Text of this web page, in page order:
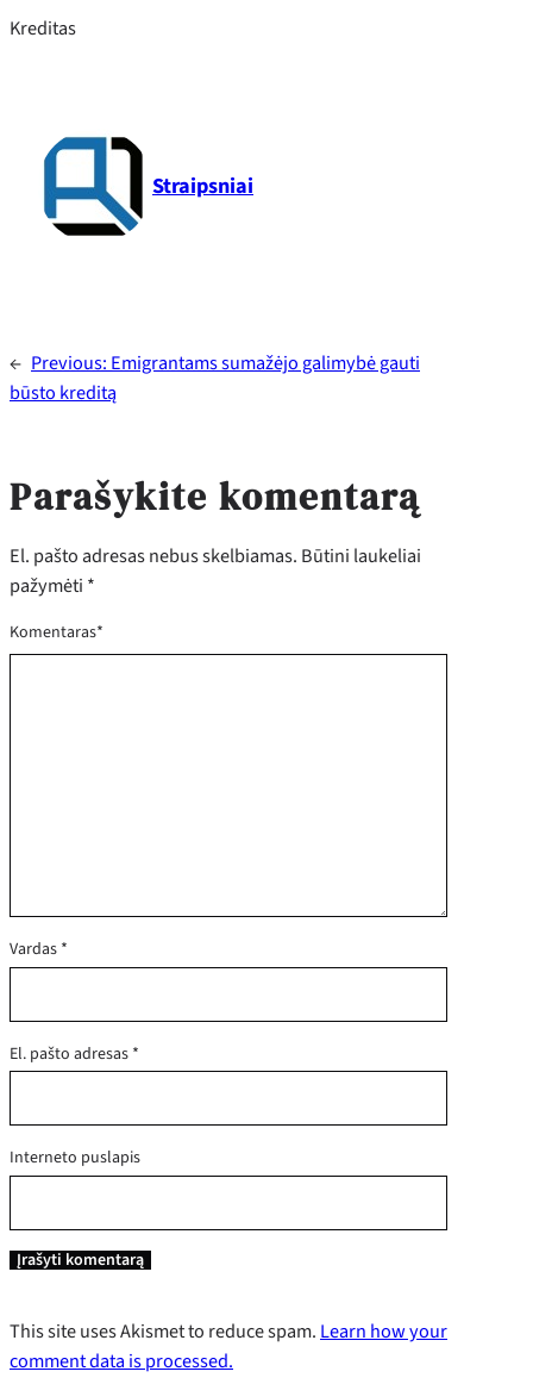
Kreditas
Straipsniai
← Previous: Emigrantams sumažėjo galimybė gauti
būsto kreditą
Parašykite komentarą
El. pašto adresas nebus skelbiamas. Būtini laukeliai
pažymėti *
Komentaras*
Vardas *
El. pašto adresas *
Interneto puslapis
This site uses Akismet to reduce spam. Learn how your
comment data is processed.